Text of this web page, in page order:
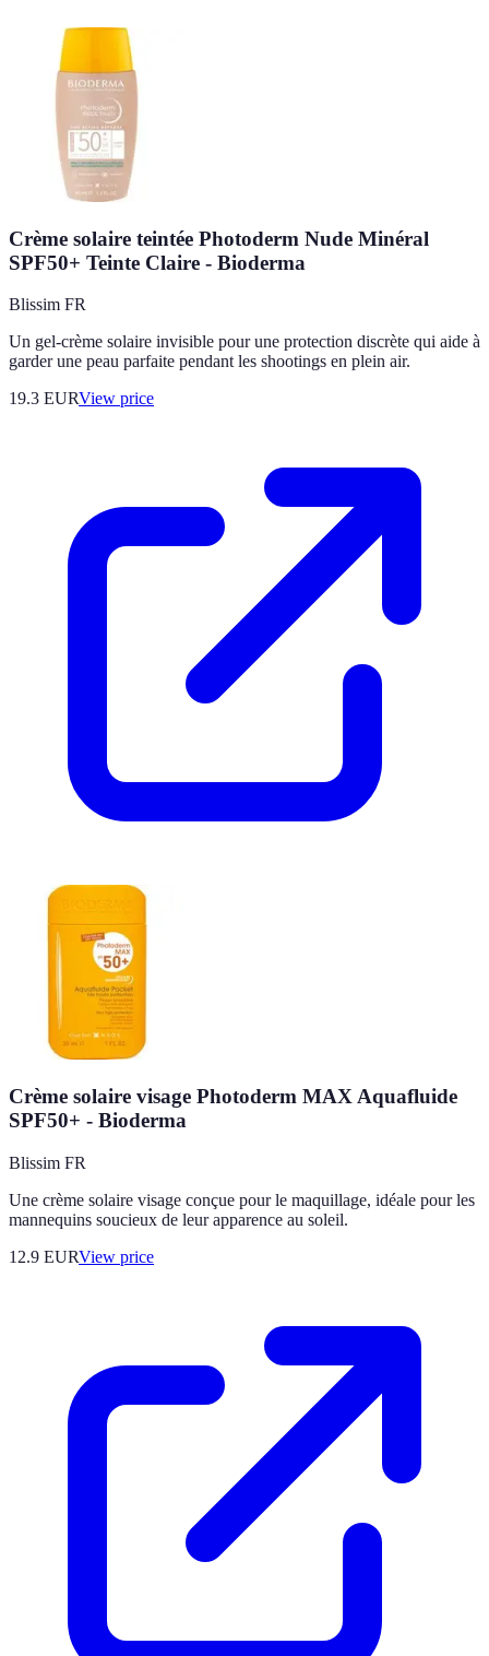
Crème solaire teintée Photoderm Nude Minéral
SPF50+ Teinte Claire - Bioderma
Blissim FR
Un gel-crème solaire invisible pour une protection discrète qui aide à
garder une peau parfaite pendant les shootings en plein air.
19.3 EURView price
Crème solaire visage Photoderm MAX Aquafluide
SPF50+ - Bioderma
Blissim FR
Une crème solaire visage conçue pour le maquillage, idéale pour les
mannequins soucieux de leur apparence au soleil.
12.9 EURView price